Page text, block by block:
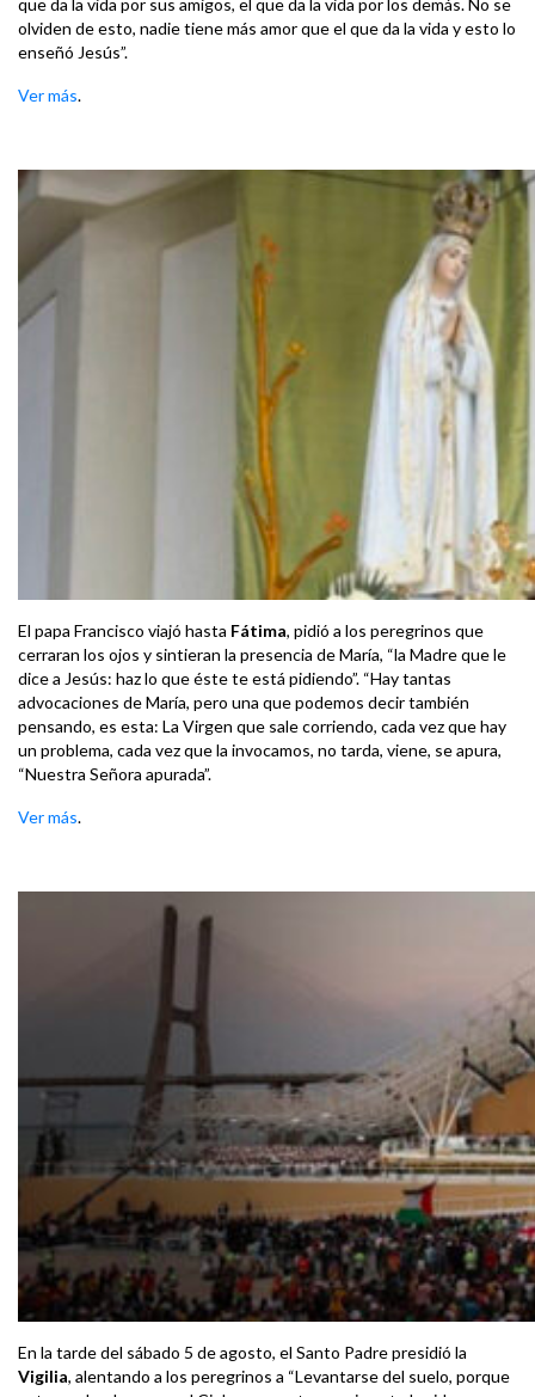
que da la vida por sus amigos, el que da la vida por los demás. No se
olviden de esto, nadie tiene más amor que el que da la vida y esto lo
enseñó Jesús”.
Ver más.
El papa Francisco viajó hasta Fátima, pidió a los peregrinos que
cerraran los ojos y sintieran la presencia de María, “la Madre que le
dice a Jesús: haz lo que éste te está pidiendo”. “Hay tantas
advocaciones de María, pero una que podemos decir también
pensando, es esta: La Virgen que sale corriendo, cada vez que hay
un problema, cada vez que la invocamos, no tarda, viene, se apura,
“Nuestra Señora apurada”.
Ver más.
En la tarde del sábado 5 de agosto, el Santo Padre presidió la
Vigilia, alentando a los peregrinos a “Levantarse del suelo, porque